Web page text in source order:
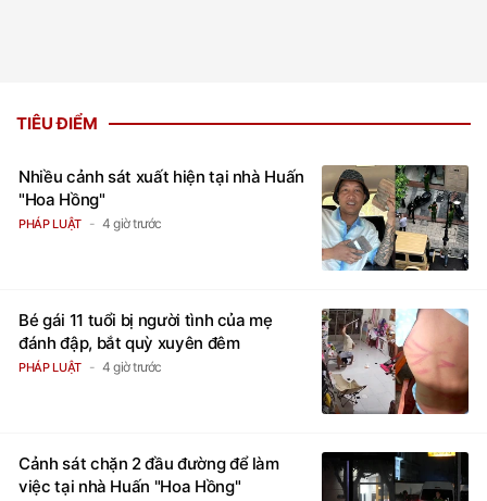
TIÊU ĐIỂM
Nhiều cảnh sát xuất hiện tại nhà Huấn
"Hoa Hồng"
PHÁP LUẬT 4 giờ trước
Bé gái 11 tuổi bị người tình của mẹ
đánh đập, bắt quỳ xuyên đêm
PHÁP LUẬT 4 giờ trước
Cảnh sát chặn 2 đầu đường để làm
việc tại nhà Huấn "Hoa Hồng"